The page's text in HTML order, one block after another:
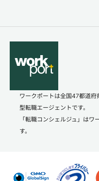
ワークポートは全国47都道
型転職エージェントです。
「転職コンシェルジュ」はワ
す。